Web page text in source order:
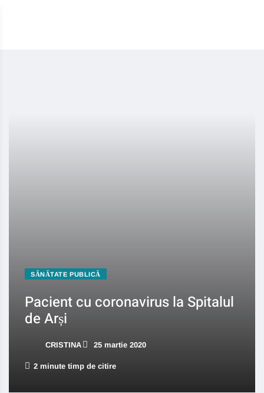
SĂNĂTATE PUBLICĂ
Pacient cu coronavirus la Spitalul
de Arși
CRISTINA 25 martie 2020
2 minute timp de citire